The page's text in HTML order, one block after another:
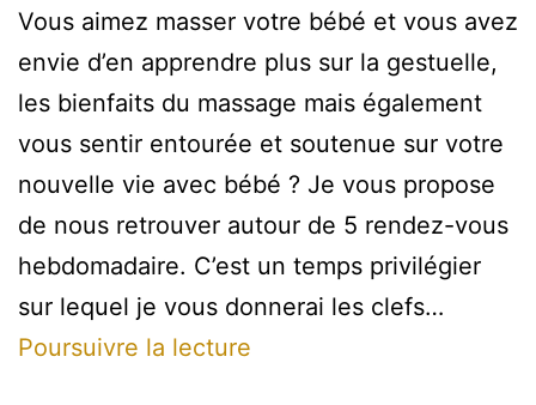
Vous aimez masser votre bébé et vous avez
envie d’en apprendre plus sur la gestuelle,
les bienfaits du massage mais également
vous sentir entourée et soutenue sur votre
nouvelle vie avec bébé ? Je vous propose
de nous retrouver autour de 5 rendez-vous
hebdomadaire. C’est un temps privilégier
sur lequel je vous donnerai les clefs…
Poursuivre la lecture